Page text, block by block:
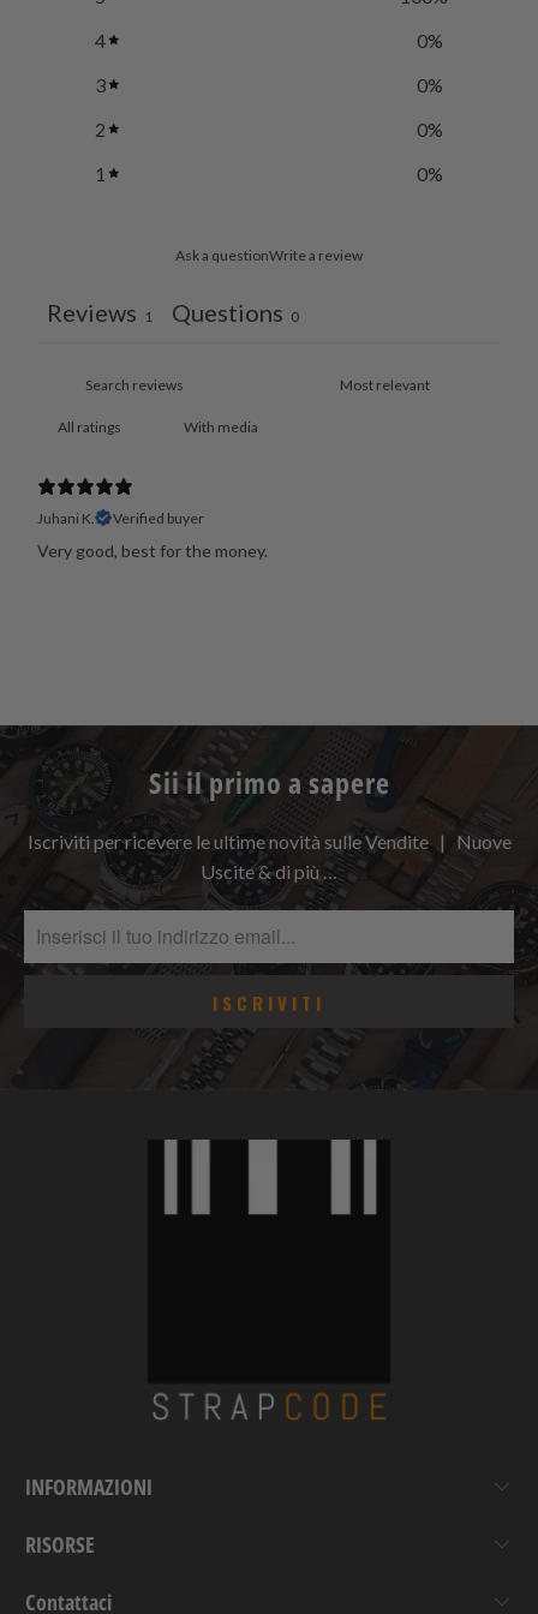
4
0%
3
0%
2
0%
1
0%
Ask a questionWrite a review
Reviews 1 Questions 0
With media
Juhani K. Verified buyer
Very good, best for the money.
Sii il primo a sapere
Iscriviti per ricevere le ultime novità sulle Vendite | Nuove
Uscite & di più …
INFORMAZIONI
RISORSE
Contattaci